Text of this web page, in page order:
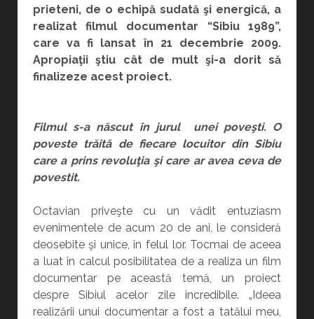
prieteni, de o echipă sudată şi energică, a
realizat filmul documentar “Sibiu 1989”,
care va fi lansat în 21 decembrie 2009.
Apropiaţii ştiu cât de mult şi-a dorit să
finalizeze acest proiect.
Filmul s-a născut în jurul unei poveşti. O
poveste trăită de fiecare locuitor din Sibiu
care a prins revoluţia şi care ar avea ceva de
povestit.
Octavian priveşte cu un vădit entuziasm
evenimentele de acum 20 de ani, le consideră
deosebite şi unice, în felul lor. Tocmai de aceea
a luat în calcul posibilitatea de a realiza un film
documentar pe această temă, un proiect
despre Sibiul acelor zile incredibile. „Ideea
realizării unui documentar a fost a tatălui meu,